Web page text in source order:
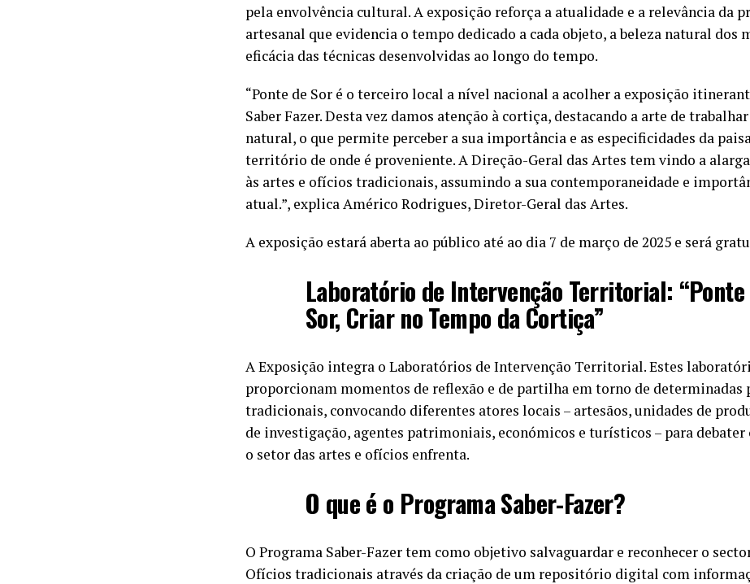
pela envolvência cultural. A exposição reforça a atualidade e a relevância da
artesanal que evidencia o tempo dedicado a cada objeto, a beleza natural dos
eficácia das técnicas desenvolvidas ao longo do tempo.
“Ponte de Sor é o terceiro local a nível nacional a acolher a exposição
Saber Fazer. Desta vez damos atenção à cortiça, destacando a arte de
natural, o que permite perceber a sua importância e as especificidades da
território de onde é proveniente. A Direção-Geral das Artes tem vindo a
às artes e ofícios tradicionais, assumindo a sua contemporaneidade e
atual.”, explica Américo Rodrigues, Diretor-Geral das Artes.
A exposição estará aberta ao público até ao dia 7 de março de 2025 e será
Laboratório de Intervenção Territorial: “Ponte
Sor, Criar no Tempo da Cortiça”
A Exposição integra o Laboratórios de Intervenção Territorial. Estes
proporcionam momentos de reflexão e de partilha em torno de determinadas
tradicionais, convocando diferentes atores locais – artesãos, unidades de
de investigação, agentes patrimoniais, económicos e turísticos – para debater
o setor das artes e ofícios enfrenta.
O que é o Programa Saber-Fazer?
O Programa Saber-Fazer tem como objetivo salvaguardar e reconhecer o
Ofícios tradicionais através da criação de um repositório digital com